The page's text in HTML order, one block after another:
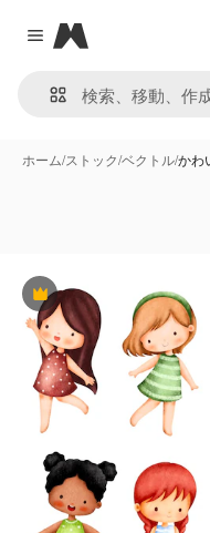
Close menu
Magnific
ホーム/ストック/ベクトル/かわ
Premium